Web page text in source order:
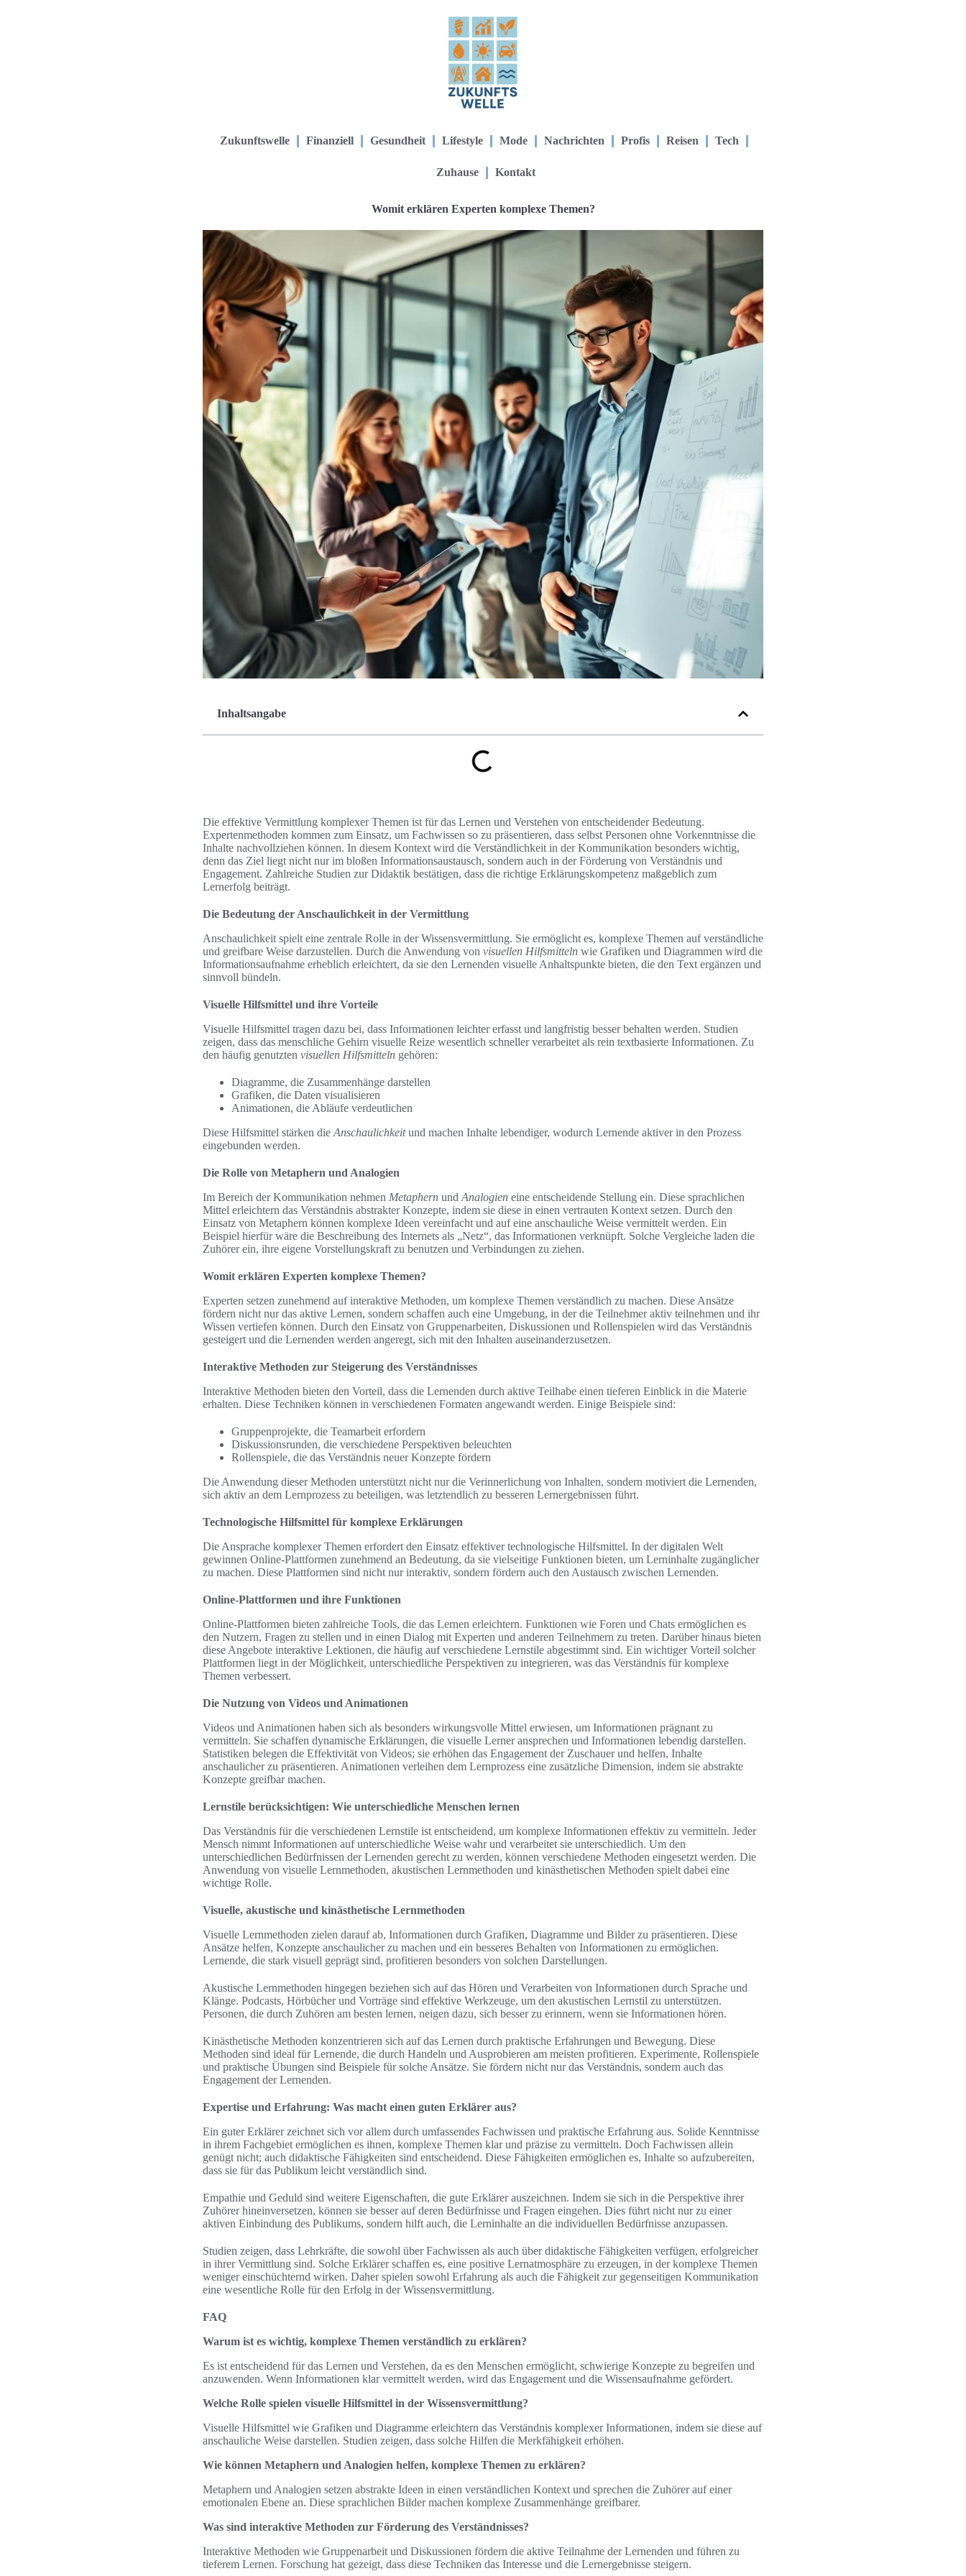
Zukunftswelle Finanziell Gesundheit Lifestyle Mode Nachrichten Profis Reisen Tech
Zuhause Kontakt
Womit erklären Experten komplexe Themen?
Inhaltsangabe
Die effektive Vermittlung komplexer Themen ist für das Lernen und Verstehen von entscheidender Bedeutung.
Expertenmethoden kommen zum Einsatz, um Fachwissen so zu präsentieren, dass selbst Personen ohne Vorkenntnisse die
Inhalte nachvollziehen können. In diesem Kontext wird die Verständlichkeit in der Kommunikation besonders wichtig,
denn das Ziel liegt nicht nur im bloßen Informationsaustausch, sondern auch in der Förderung von Verständnis und
Engagement. Zahlreiche Studien zur Didaktik bestätigen, dass die richtige Erklärungskompetenz maßgeblich zum
Lernerfolg beiträgt.
Die Bedeutung der Anschaulichkeit in der Vermittlung
Anschaulichkeit spielt eine zentrale Rolle in der Wissensvermittlung. Sie ermöglicht es, komplexe Themen auf verständliche
und greifbare Weise darzustellen. Durch die Anwendung von visuellen Hilfsmitteln wie Grafiken und Diagrammen wird die
Informationsaufnahme erheblich erleichtert, da sie den Lernenden visuelle Anhaltspunkte bieten, die den Text ergänzen und
sinnvoll bündeln.
Visuelle Hilfsmittel und ihre Vorteile
Visuelle Hilfsmittel tragen dazu bei, dass Informationen leichter erfasst und langfristig besser behalten werden. Studien
zeigen, dass das menschliche Gehirn visuelle Reize wesentlich schneller verarbeitet als rein textbasierte Informationen. Zu
den häufig genutzten visuellen Hilfsmitteln gehören:
Diagramme, die Zusammenhänge darstellen
Grafiken, die Daten visualisieren
Animationen, die Abläufe verdeutlichen
Diese Hilfsmittel stärken die Anschaulichkeitund machen Inhalte lebendiger, wodurch Lernende aktiver in den Prozess
eingebunden werden.
Die Rolle von Metaphern und Analogien
Im Bereich der Kommunikation nehmen Metaphern und Analogien eine entscheidende Stellung ein. Diese sprachlichen
Mittel erleichtern das Verständnis abstrakter Konzepte, indem sie diese in einen vertrauten Kontext setzen. Durch den
Einsatz von Metaphern können komplexe Ideen vereinfacht und auf eine anschauliche Weise vermittelt werden. Ein
Beispiel hierfür wäre die Beschreibung des Internets als „Netz“, das Informationen verknüpft. Solche Vergleiche laden die
Zuhörer ein, ihre eigene Vorstellungskraft zu benutzen und Verbindungen zu ziehen.
Womit erklären Experten komplexe Themen?
Experten setzen zunehmend auf interaktive Methoden, um komplexe Themen verständlich zu machen. Diese Ansätze
fördern nicht nur das aktive Lernen, sondern schaffen auch eine Umgebung, in der die Teilnehmer aktiv teilnehmen und ihr
Wissen vertiefen können. Durch den Einsatz von Gruppenarbeiten, Diskussionen und Rollenspielen wird das Verständnis
gesteigert und die Lernenden werden angeregt, sich mit den Inhalten auseinanderzusetzen.
Interaktive Methoden zur Steigerung des Verständnisses
Interaktive Methoden bieten den Vorteil, dass die Lernenden durch aktive Teilhabe einen tieferen Einblick in die Materie
erhalten. Diese Techniken können in verschiedenen Formaten angewandt werden. Einige Beispiele sind:
Gruppenprojekte, die Teamarbeit erfordern
Diskussionsrunden, die verschiedene Perspektiven beleuchten
Rollenspiele, die das Verständnis neuer Konzepte fördern
Die Anwendung dieser Methoden unterstützt nicht nur die Verinnerlichung von Inhalten, sondern motiviert die Lernenden,
sich aktiv an dem Lernprozess zu beteiligen, was letztendlich zu besseren Lernergebnissen führt.
Technologische Hilfsmittel für komplexe Erklärungen
Die Ansprache komplexer Themen erfordert den Einsatz effektiver technologische Hilfsmittel. In der digitalen Welt
gewinnen Online-Plattformen zunehmend an Bedeutung, da sie vielseitige Funktionen bieten, um Lerninhalte zugänglicher
zu machen. Diese Plattformen sind nicht nur interaktiv, sondern fördern auch den Austausch zwischen Lernenden.
Online-Plattformen und ihre Funktionen
Online-Plattformen bieten zahlreiche Tools, die das Lernen erleichtern. Funktionen wie Foren und Chats ermöglichen es
den Nutzern, Fragen zu stellen und in einen Dialog mit Experten und anderen Teilnehmern zu treten. Darüber hinaus bieten
diese Angebote interaktive Lektionen, die häufig auf verschiedene Lernstile abgestimmt sind. Ein wichtiger Vorteil solcher
Plattformen liegt in der Möglichkeit, unterschiedliche Perspektiven zu integrieren, was das Verständnis für komplexe
Themen verbessert.
Die Nutzung von Videos und Animationen
Videos und Animationen haben sich als besonders wirkungsvolle Mittel erwiesen, um Informationen prägnant zu
vermitteln. Sie schaffen dynamische Erklärungen, die visuelle Lerner ansprechen und Informationen lebendig darstellen.
Statistiken belegen die Effektivität von Videos; sie erhöhen das Engagement der Zuschauer und helfen, Inhalte
anschaulicher zu präsentieren. Animationen verleihen dem Lernprozess eine zusätzliche Dimension, indem sie abstrakte
Konzepte greifbar machen.
Lernstile berücksichtigen: Wie unterschiedliche Menschen lernen
Das Verständnis für die verschiedenen Lernstile ist entscheidend, um komplexe Informationen effektiv zu vermitteln. Jeder
Mensch nimmt Informationen auf unterschiedliche Weise wahr und verarbeitet sie unterschiedlich. Um den
unterschiedlichen Bedürfnissen der Lernenden gerecht zu werden, können verschiedene Methoden eingesetzt werden. Die
Anwendung von visuelle Lernmethoden, akustischen Lernmethoden und kinästhetischen Methoden spielt dabei eine
wichtige Rolle.
Visuelle, akustische und kinästhetische Lernmethoden
Visuelle Lernmethoden zielen darauf ab, Informationen durch Grafiken, Diagramme und Bilder zu präsentieren. Diese
Ansätze helfen, Konzepte anschaulicher zu machen und ein besseres Behalten von Informationen zu ermöglichen.
Lernende, die stark visuell geprägt sind, profitieren besonders von solchen Darstellungen.
Akustische Lernmethoden hingegen beziehen sich auf das Hören und Verarbeiten von Informationen durch Sprache und
Klänge. Podcasts, Hörbücher und Vorträge sind effektive Werkzeuge, um den akustischen Lernstil zu unterstützen.
Personen, die durch Zuhören am besten lernen, neigen dazu, sich besser zu erinnern, wenn sie Informationen hören.
Kinästhetische Methoden konzentrieren sich auf das Lernen durch praktische Erfahrungen und Bewegung. Diese
Methoden sind ideal für Lernende, die durch Handeln und Ausprobieren am meisten profitieren. Experimente, Rollenspiele
und praktische Übungen sind Beispiele für solche Ansätze. Sie fördern nicht nur das Verständnis, sondern auch das
Engagement der Lernenden.
Expertise und Erfahrung: Was macht einen guten Erklärer aus?
Ein guter Erklärer zeichnet sich vor allem durch umfassendes Fachwissen und praktische Erfahrung aus. Solide Kenntnisse
in ihrem Fachgebiet ermöglichen es ihnen, komplexe Themen klar und präzise zu vermitteln. Doch Fachwissen allein
genügt nicht; auch didaktische Fähigkeiten sind entscheidend. Diese Fähigkeiten ermöglichen es, Inhalte so aufzubereiten,
dass sie für das Publikum leicht verständlich sind.
Empathie und Geduld sind weitere Eigenschaften, die gute Erklärer auszeichnen. Indem sie sich in die Perspektive ihrer
Zuhörer hineinversetzen, können sie besser auf deren Bedürfnisse und Fragen eingehen. Dies führt nicht nur zu einer
aktiven Einbindung des Publikums, sondern hilft auch, die Lerninhalte an die individuellen Bedürfnisse anzupassen.
Studien zeigen, dass Lehrkräfte, die sowohl über Fachwissen als auch über didaktische Fähigkeiten verfügen, erfolgreicher
in ihrer Vermittlung sind. Solche Erklärer schaffen es, eine positive Lernatmosphäre zu erzeugen, in der komplexe Themen
weniger einschüchternd wirken. Daher spielen sowohl Erfahrung als auch die Fähigkeit zur gegenseitigen Kommunikation
eine wesentliche Rolle für den Erfolg in der Wissensvermittlung.
FAQ
Warum ist es wichtig, komplexe Themen verständlich zu erklären?
Es ist entscheidend für das Lernen und Verstehen, da es den Menschen ermöglicht, schwierige Konzepte zu begreifen und
anzuwenden. Wenn Informationen klar vermittelt werden, wird das Engagement und die Wissensaufnahme gefördert.
Welche Rolle spielen visuelle Hilfsmittel in der Wissensvermittlung?
Visuelle Hilfsmittel wie Grafiken und Diagramme erleichtern das Verständnis komplexer Informationen, indem sie diese auf
anschauliche Weise darstellen. Studien zeigen, dass solche Hilfen die Merkfähigkeit erhöhen.
Wie können Metaphern und Analogien helfen, komplexe Themen zu erklären?
Metaphern und Analogien setzen abstrakte Ideen in einen verständlichen Kontext und sprechen die Zuhörer auf einer
emotionalen Ebene an. Diese sprachlichen Bilder machen komplexe Zusammenhänge greifbarer.
Was sind interaktive Methoden zur Förderung des Verständnisses?
Interaktive Methoden wie Gruppenarbeit und Diskussionen fördern die aktive Teilnahme der Lernenden und führen zu
tieferem Lernen. Forschung hat gezeigt, dass diese Techniken das Interesse und die Lernergebnisse steigern.